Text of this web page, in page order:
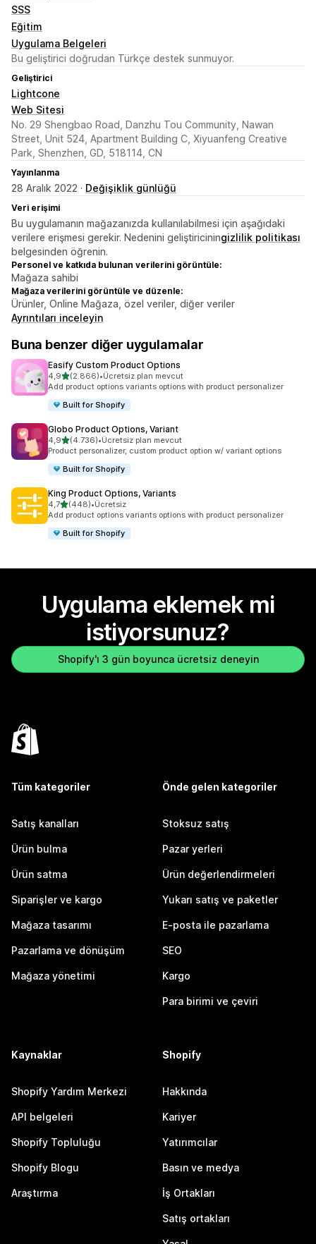
SSS
Eğitim
Uygulama Belgeleri
Bu geliştirici doğrudan Türkçe destek sunmuyor.
Geliştirici
Lightcone
Web Sitesi
No. 29 Shengbao Road, Danzhu Tou Community, Nawan
Street, Unit 524, Apartment Building C, Xiyuanfeng Creative
Park, Shenzhen, GD, 518114, CN
Yayınlanma
28 Aralık 2022 · Değişiklik günlüğü
Veri erişimi
Bu uygulamanın mağazanızda kullanılabilmesi için aşağıdaki
verilere erişmesi gerekir. Nedenini geliştiriciningizlilik politikası
belgesinden öğrenin.
Personel ve katkıda bulunan verilerini görüntüle:
Mağaza sahibi
Mağaza verilerini görüntüle ve düzenle:
Ürünler, Online Mağaza, özel veriler, diğer veriler
Ayrıntıları inceleyin
Buna benzer diğer uygulamalar
Easify Custom Product Options
4,95 yıldız üzerinden
(2.866)
toplam 2866 değerlendirme
•Ücretsiz plan mevcut
Add product options variants options with product personalizer
Built for Shopify
Globo Product Options, Variant
4,95 yıldız üzerinden
(4.736)
toplam 4736 değerlendirme
•Ücretsiz plan mevcut
Product personalizer, custom product option w/ variant options
Built for Shopify
King Product Options, Variants
4,75 yıldız üzerinden
(448)
toplam 448 değerlendirme
•Ücretsiz
Add product options variants options with product personalizer
Built for Shopify
Uygulama eklemek mi
istiyorsunuz?
Shopify'ı 3 gün boyunca ücretsiz deneyin
Tüm kategoriler
Satış kanalları
Ürün bulma
Ürün satma
Siparişler ve kargo
Mağaza tasarımı
Pazarlama ve dönüşüm
Mağaza yönetimi
Önde gelen kategoriler
Stoksuz satış
Pazar yerleri
Ürün değerlendirmeleri
Yukarı satış ve paketler
E-posta ile pazarlama
SEO
Kargo
Para birimi ve çeviri
Kaynaklar
Shopify Yardım Merkezi
API belgeleri
Shopify Topluluğu
Shopify Blogu
Araştırma
Shopify
Hakkında
Kariyer
Yatırımcılar
Basın ve medya
İş Ortakları
Satış ortakları